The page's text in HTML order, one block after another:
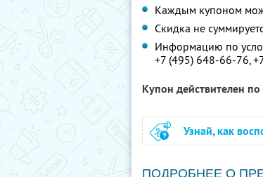
Каждым купоном
Скидка не
Информацию по
+7 (495) 648-66-76,
Купон действителен
Узнай, как
ПОДРОБНЕЕ О